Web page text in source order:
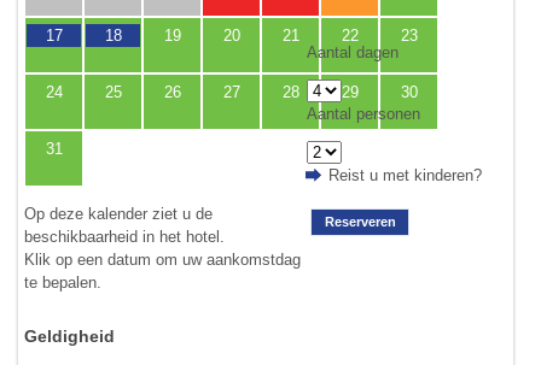
17 18 19 20 21 22 23
24 25 26 27 28 29 30
31
Op deze kalender ziet u de
beschikbaarheid in het hotel.
Klik op een datum om uw aankomstdag
te bepalen.
Aantal dagen
Aantal personen
Reist u met kinderen?
Reserveren
Geldigheid